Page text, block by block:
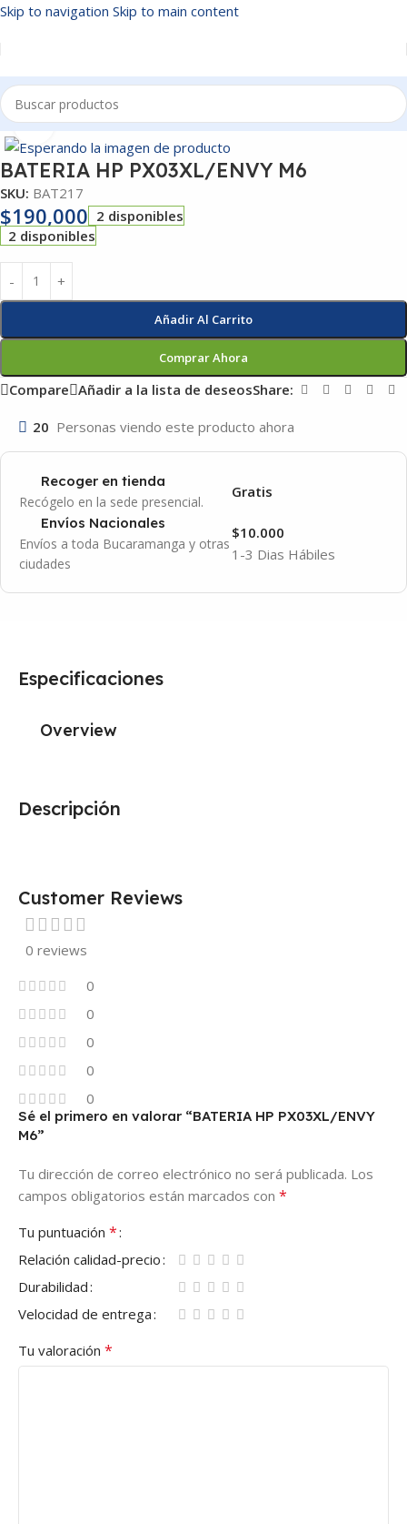
Skip to navigation Skip to main content
Inicio/BATERIAS
Click to enlarge
BATERIA HP PX03XL/ENVY M6
SKU: BAT217
$190,000 2 disponibles
2 disponibles
Añadir Al Carrito
Comprar Ahora
Compare Añadir a la lista de deseosShare:
20 Personas viendo este producto ahora
Recoger en tienda
Recógelo en la sede presencial.
Gratis
Envíos Nacionales
Envíos a toda Bucaramanga y otras
ciudades
1-3 Dias Hábiles
$10.000
Descripción
Especificaciones
Overview
Customer Reviews
0 reviews
0
0
0
0
0
Sé el primero en valorar “BATERIA HP PX03XL/ENVY
M6”
Tu dirección de correo electrónico no será publicada. Los
campos obligatorios están marcados con *
Tu puntuación *
Relación calidad-precio
Durabilidad
Velocidad de entrega
Tu valoración *